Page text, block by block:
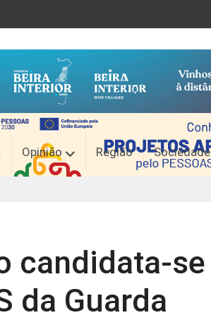
Opinião Região Sociedade
candidata-se
da Guarda